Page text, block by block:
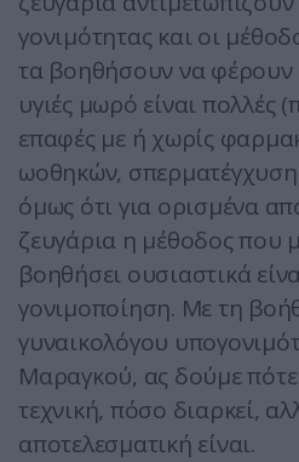
γονιμότητας και οι
τα βοηθήσουν να φέρουν
υγιές μωρό είναι πολλές
επαφές με ή χωρίς
ωοθηκών, σπερματέγχυση
όμως ότι για ορισμένα
ζευγάρια η μέθοδος που
βοηθήσει ουσιαστικά
γονιμοποίηση. Με τη
γυναικολόγου
Μαραγκού, ας δούμε πότε
τεχνική, πόσο διαρκεί,
αποτελεσματική είναι.